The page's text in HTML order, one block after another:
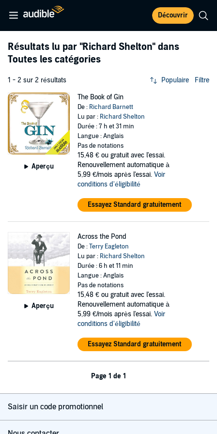
Découvrir
Résultats lu par "Richard Shelton" dans
Toutes les catégories
1 - 2 sur 2 résultats Populaire Filtre
Aperçu
The Book of Gin
De : Richard Barnett
Lu par : Richard Shelton
Durée : 7 h et 31 min
Langue : Anglais
Pas de notations
15,48 € ou gratuit avec l'essai.
Renouvellement automatique à
5,99 €/mois après l'essai. Voir
conditions d'éligibilité
Essayez Standard gratuitement
Aperçu
Across the Pond
De :Terry Eagleton
Lu par : Richard Shelton
Durée : 6 h et 11 min
Langue : Anglais
Pas de notations
15,48 € ou gratuit avec l'essai.
Renouvellement automatique à
5,99 €/mois après l'essai. Voir
conditions d'éligibilité
Essayez Standard gratuitement
Page 1 de 1
Saisir un code promotionnel